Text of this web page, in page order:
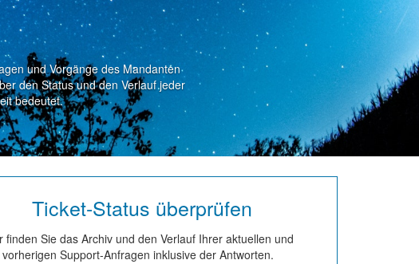
und Vorgänge des Mandanten
den Status und den Verlauf jeder
bedeutet.
Ticket-Status überprüfen
finden Sie das Archiv und den Verlauf Ihrer aktuellen und
vorherigen Support-Anfragen inklusive der Antworten.